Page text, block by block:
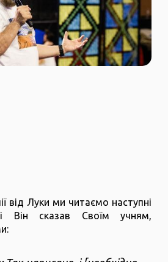
від Луки ми читаємо наступні
Він сказав Своїм учням,